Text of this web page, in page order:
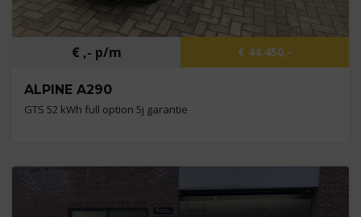
€ 44.450,-
€ ,- p/m
ALPINE A290
GTS 52 kWh full option 5j garantie
Elektrisch